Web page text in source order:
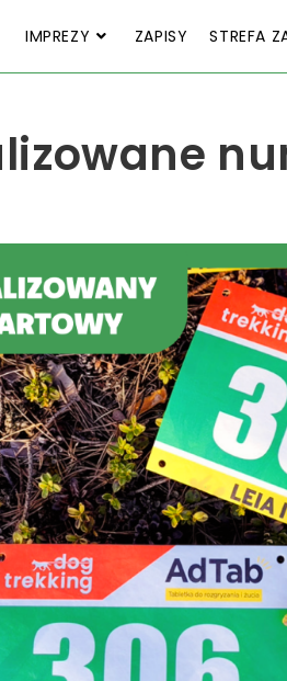
IMPREZY ZAPISY STREFA